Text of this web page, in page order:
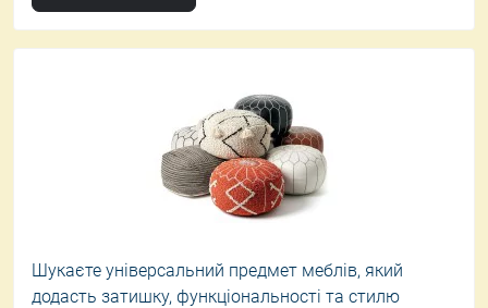
Шукаєте універсальний предмет меблів, який
додасть затишку, функціональності та стилю